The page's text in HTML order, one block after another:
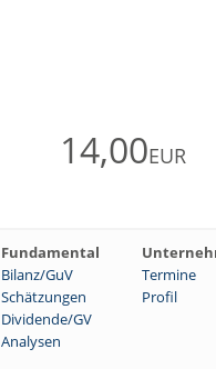
14,00EUR
Fundamental
Bilanz/GuV Termine
Schätzungen Profil
Dividende/GV
Analysen